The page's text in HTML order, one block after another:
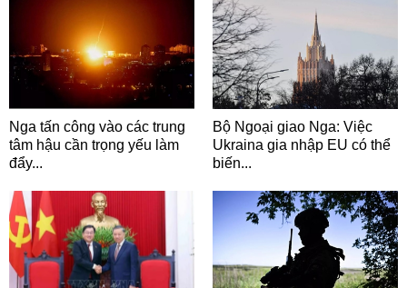
Nga tấn công vào các trung
tâm hậu cần trọng yếu làm
đẩy...
Bộ Ngoại giao Nga: Việc
Ukraina gia nhập EU có thể
biến...